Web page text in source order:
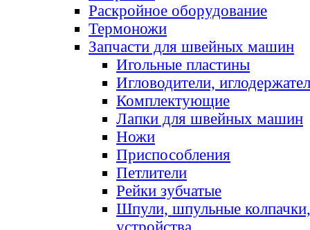
Раскройное оборудование
Термоножи
Запчасти для швейных машин
Игольные пластины
Игловодители,
Комплектующие
Лапки для швейных машин
Ножи
Приспособления
Петлители
Рейки зубчатые
Шпули, шпульные